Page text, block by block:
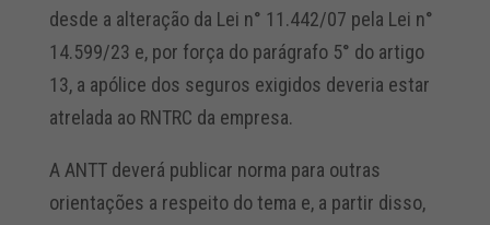
desde a alteração da Lei n° 11.442/07 pela Lei n°
14.599/23 e, por força do parágrafo 5° do artigo
13, a apólice dos seguros exigidos deveria estar
atrelada ao RNTRC da empresa.
A ANTT deverá publicar norma para outras
orientações a respeito do tema e, a partir disso,